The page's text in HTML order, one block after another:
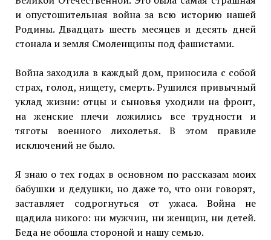
и опустошительная война за всю историю нашей
Родины. Двадцать шесть месяцев и десять дней
стонала и земля Смоленщины под фашистами.
Война заходила в каждый дом, приносила с собой
страх, голод, нищету, смерть. Рушился привычный
уклад жизни: отцы и сыновья уходили на фронт,
на женские плечи ложились все трудности и
тяготы военного лихолетья. В этом правиле
исключений не было.
Я знаю о тех годах в основном по рассказам моих
бабушки и дедушки, но даже то, что они говорят,
заставляет содрогнуться от ужаса. Война не
щадила никого: ни мужчин, ни женщин, ни детей.
Беда не обошла стороной и нашу семью.